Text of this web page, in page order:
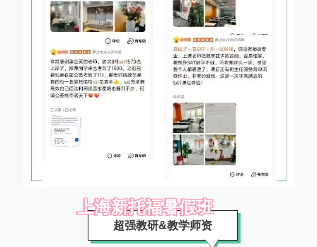
上海新托福暑假班
超强教研&教学师资